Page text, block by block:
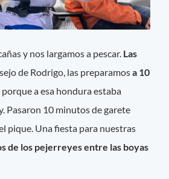
y nos largamos a pescar. Las
de Rodrigo, las preparamosa 10
porque a esa hondura estaba
Pasaron 10 minutos de garete
pique. Una fiesta para nuestras
de los pejerreyes entre las boyas